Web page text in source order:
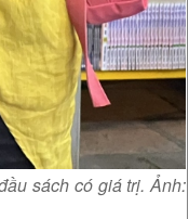
sách có giá trị. Ảnh: